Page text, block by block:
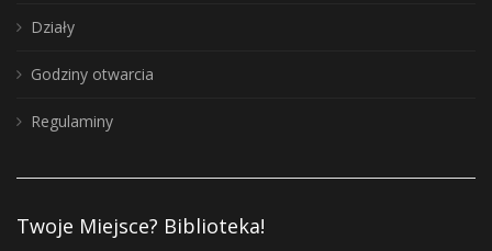
Działy
Godziny otwarcia
Regulaminy
Twoje Miejsce? Biblioteka!